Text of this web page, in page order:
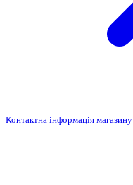
Контактна інформація магазину